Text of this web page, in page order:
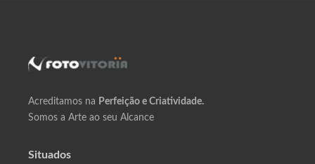
Acreditamos na Perfeição e Criatividade.
Somos a Arte ao seu Alcance
Situados